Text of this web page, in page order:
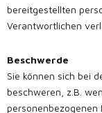
bereitgestellten
Verantwortlichen
Beschwerde
Sie können sich bei
beschweren, z.B.
personenbezogenen